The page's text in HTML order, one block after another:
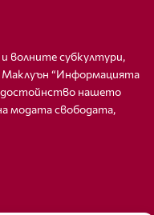
волните субкултури,
“Информацията
достойнство нашето
модата свободата,